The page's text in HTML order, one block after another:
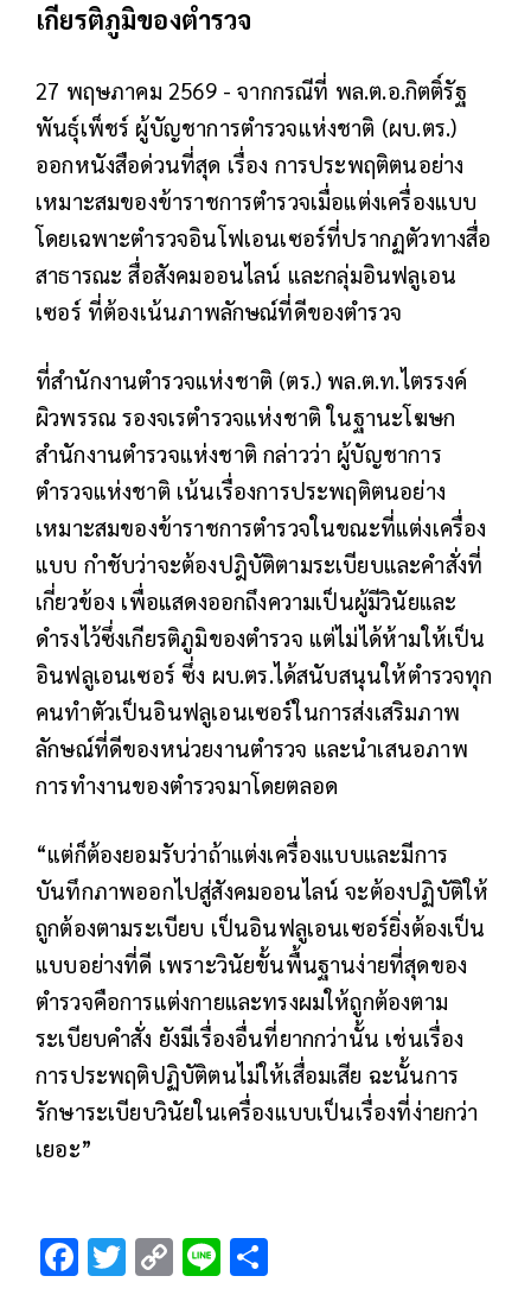
เกียรติภูมิของตำรวจ
27 พฤษภาคม 2569 -จากกรณีที่ พล.ต.อ.กิตติ์รัฐ
พันธุ์เพ็ชร์ ผู้บัญชาการตำรวจแห่งชาติ (ผบ.ตร.)
ออกหนังสือด่วนที่สุด เรื่อง การประพฤติตนอย่าง
เหมาะสมของข้าราชการตำรวจเมื่อแต่งเครื่องแบบ
โดยเฉพาะตำรวจอินโฟเอนเซอร์ที่ปรากฏตัวทางสื่อ
สาธารณะ สื่อสังคมออนไลน์ และกลุ่มอินฟลูเอน
เซอร์ ที่ต้องเน้นภาพลักษณ์ที่ดีของตำรวจ
ที่สำนักงานตำรวจแห่งชาติ (ตร.) พล.ต.ท.ไตรรงค์
ผิวพรรณ รองจเรตำรวจแห่งชาติ ในฐานะโฆษก
สำนักงานตำรวจแห่งชาติ กล่าวว่า ผู้บัญชาการ
ตำรวจแห่งชาติ เน้นเรื่องการประพฤติตนอย่าง
เหมาะสมของข้าราชการตำรวจในขณะที่แต่งเครื่อง
แบบ กำชับว่าจะต้องปฎิบัติตามระเบียบและคำสั่งที่
เกี่ยวข้อง เพื่อแสดงออกถึงความเป็นผู้มีวินัยและ
ดำรงไว้ซึ่งเกียรติภูมิของตำรวจ แต่ไม่ได้ห้ามให้เป็น
อินฟลูเอนเซอร์ ซึ่ง ผบ.ตร.ได้สนับสนุนให้ตำรวจทุก
คนทำตัวเป็นอินฟลูเอนเซอร์ในการส่งเสริมภาพ
ลักษณ์ที่ดีของหน่วยงานตำรวจ และนำเสนอภาพ
การทำงานของตำรวจมาโดยตลอด
“แต่ก็ต้องยอมรับว่าถ้าแต่งเครื่องแบบและมีการ
บันทึกภาพออกไปสู่สังคมออนไลน์ จะต้องปฏิบัติให้
ถูกต้องตามระเบียบ เป็นอินฟลูเอนเซอร์ยิ่งต้องเป็น
แบบอย่างที่ดี เพราะวินัยขั้นพื้นฐานง่ายที่สุดของ
ตำรวจคือการแต่งกายและทรงผมให้ถูกต้องตาม
ระเบียบคำสั่ง ยังมีเรื่องอื่นที่ยากกว่านั้น เช่นเรื่อง
การประพฤติปฏิบัติตนไม่ให้เสื่อมเสีย ฉะนั้นการ
รักษาระเบียบวินัยในเครื่องแบบเป็นเรื่องที่ง่ายกว่า
เยอะ”
F T C Li